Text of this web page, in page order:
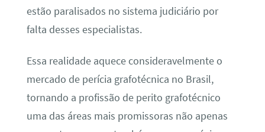
estão paralisados no sistema judiciário por
falta desses especialistas.
Essa realidade aquece consideravelmente o
mercado de perícia grafotécnica no Brasil,
tornando a profissão de perito grafotécnico
uma das áreas mais promissoras não apenas